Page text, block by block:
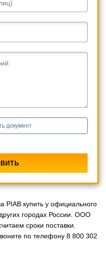
документ
PIAB купить у официального
городах России. ООО
сроки поставки.
по телефону 8 800 302